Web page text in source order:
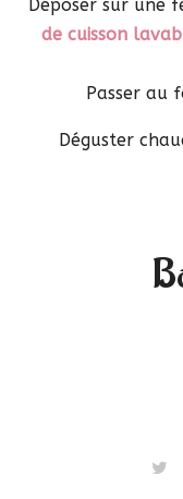
Déposer sur une
de cuisson
Passer au
Déguster